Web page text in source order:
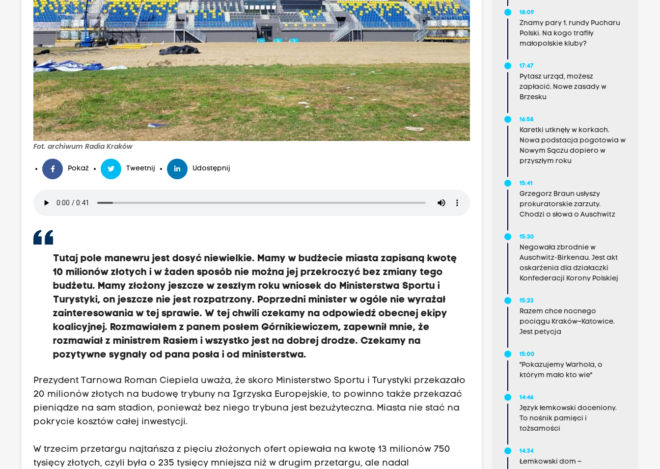
Fot. archiwum Radia Kraków
Pokaż Tweetnij Udostępnij
Tutaj pole manewru jest dosyć niewielkie. Mamy w budżecie miasta zapisaną kwotę
10 milionów złotych i w żaden sposób nie można jej przekroczyć bez zmiany tego
budżetu. Mamy złożony jeszcze w zeszłym roku wniosek do Ministerstwa Sportu i
Turystyki, on jeszcze nie jest rozpatrzony. Poprzedni minister w ogóle nie wyrażał
zainteresowania w tej sprawie. W tej chwili czekamy na odpowiedź obecnej ekipy
koalicyjnej. Rozmawiałem z panem posłem Górnikiewiczem, zapewnił mnie, że
rozmawiał z ministrem Rasiem i wszystko jest na dobrej drodze. Czekamy na
pozytywne sygnały od pana posła i od ministerstwa.
Prezydent Tarnowa Roman Ciepiela uważa, że skoro Ministerstwo Sportu i Turystyki przekazało
20 milionów złotych na budowę trybuny na Igrzyska Europejskie, to powinno także przekazać
pieniądze na sam stadion, ponieważ bez niego trybuna jest bezużyteczna. Miasta nie stać na
pokrycie kosztów całej inwestycji.
W trzecim przetargu najtańsza z pięciu złożonych ofert opiewała na kwotę 13 milionów 750
tysięcy złotych, czyli była o 235 tysięcy mniejsza niż w drugim przetargu, ale nadal
18:09
Znamy pary 1. rundy Pucharu
Polski. Na kogo trafiły
małopolskie kluby?
17:47
Pytasz urząd, możesz
zapłacić. Nowe zasady w
Brzesku
16:58
Karetki utknęły w korkach.
Nowa podstacja pogotowia w
Nowym Sączu dopiero w
przyszłym roku
15:41
Grzegorz Braun usłyszy
prokuratorskie zarzuty.
Chodzi o słowa o Auschwitz
15:30
Negowała zbrodnie w
Auschwitz-Birkenau. Jest akt
oskarżenia dla działaczki
Konfederacji Korony Polskiej
15:23
Razem chce nocnego
pociągu Kraków–Katowice.
Jest petycja
15:00
"Pokazujemy Warhola, o
którym mało kto wie"
14:46
Język łemkowski doceniony.
To nośnik pamięci i
tożsamości
14:34
Łemkowski dom –